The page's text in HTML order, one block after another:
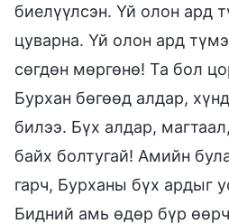
биелүүлсэн. Үй олон ард
цуварна. Үй олон ард
сөгдөн мөргөнө! Та бол
Бурхан бөгөөд алдар,
билээ. Бүх алдар,
байх болтугай! Амийн
гарч, Бурханы бүх ардыг
Бидний амь өдөр бүр